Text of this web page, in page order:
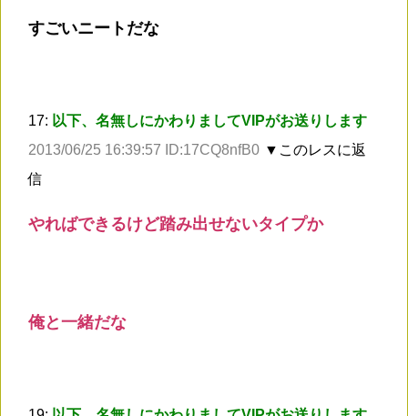
すごいニートだな
17: 以下、名無しにかわりましてVIPがお送りします
2013/06/25 16:39:57 ID:17CQ8nfB0 ▼このレスに返
信
やればできるけど踏み出せないタイプか
俺と一緒だな